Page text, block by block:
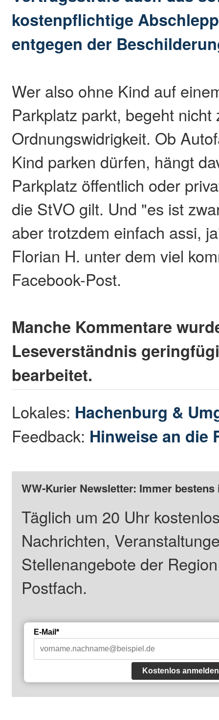
kostenpflichtige
entgegen der
Wer also ohne Kind auf
Parkplatz parkt, begeht
Ordnungswidrigkeit. Ob
Kind parken dürfen, hängt
Parkplatz öffentlich oder
die StVO gilt. Und "es ist
aber trotzdem einfach assi,
Florian H. unter dem viel
Facebook-Post.
Manche Kommentare
Leseverständnis
bearbeitet.
Lokales: Hachenburg &
Feedback: Hinweise an die
WW-Kurier Newsletter: Immer
Täglich um 20 Uhr
Nachrichten,
Stellenangebote der
Postfach.
E-Mail*
Kostenlos anmelden